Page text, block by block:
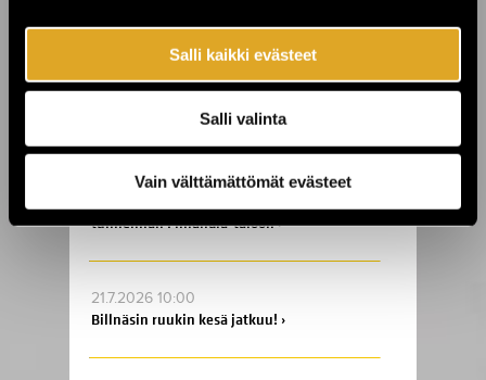
Salli kaikki evästeet
Salli valinta
Vain välttämättömät evästeet
23.7.2026 00:01
On The Rocks juhlii 25-vuotista taivaltaan
22.7.2026 10:00
tunnelman Finlandia-taloon ›
21.7.2026 10:00
Billnäsin ruukin kesä jatkuu! ›